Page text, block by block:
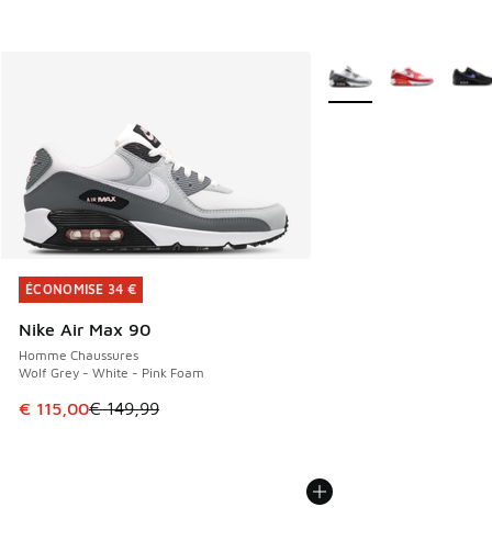
ÉCONOMISE 34 €
Nike Air Max 90
Homme Chaussures
Wolf Grey - White - Pink Foam
Cet article est en promotion. Prix en baisse de € 149,99 à
€ 115,00€ 149,99
ÉCONOMISE 34 €
Plus de couleurs